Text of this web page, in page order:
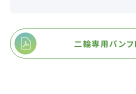
二輪専用パンフ